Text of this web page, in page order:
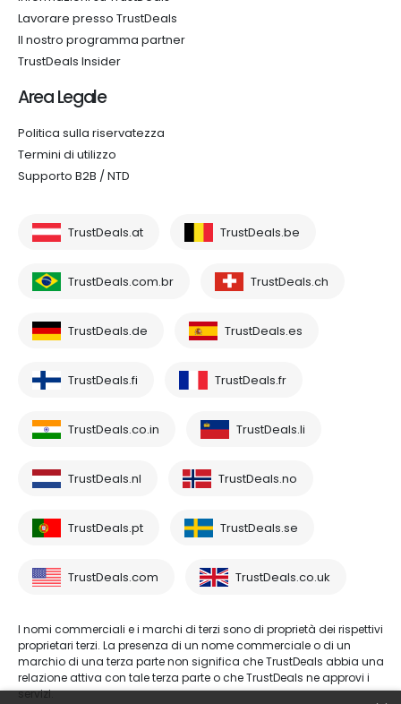
Lavorare presso TrustDeals
Il nostro programma partner
TrustDeals Insider
Area Legale
Politica sulla riservatezza
Termini di utilizzo
Supporto B2B / NTD
TrustDeals.at TrustDeals.be
TrustDeals.com.br TrustDeals.ch
TrustDeals.de TrustDeals.es
TrustDeals.fi TrustDeals.fr
TrustDeals.co.in TrustDeals.li
TrustDeals.nl TrustDeals.no
TrustDeals.pt TrustDeals.se
TrustDeals.com TrustDeals.co.uk
I nomi commerciali e i marchi di terzi sono di proprietà dei rispettivi
proprietari terzi. La presenza di un nome commerciale o di un
marchio di una terza parte non significa che TrustDeals abbia una
relazione attiva con tale terza parte o che TrustDeals ne approvi i
servizi.